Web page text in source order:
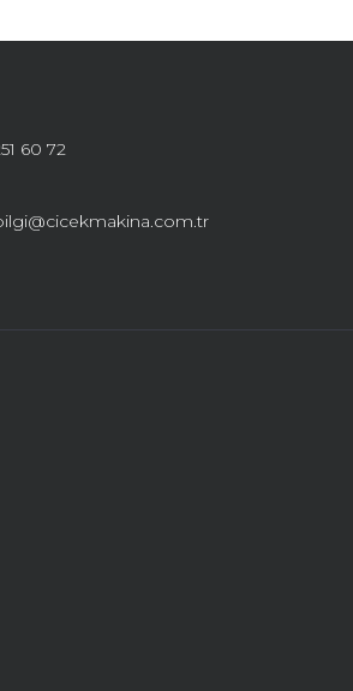
60 72